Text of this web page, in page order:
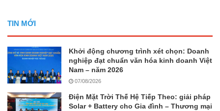
TIN MỚI
Khởi động chương trình xét chọn: Doanh
nghiệp đạt chuẩn văn hóa kinh doanh Việt
Nam – năm 2026
07/08/2026
Điện Mặt Trời Thế Hệ Tiếp Theo: giải pháp
Solar + Battery cho Gia đình – Thương mại